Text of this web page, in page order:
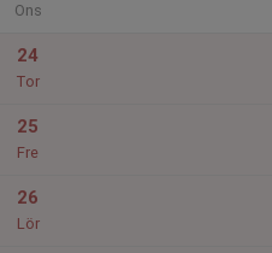
Ons
24
Tor
25
Fre
26
Lör